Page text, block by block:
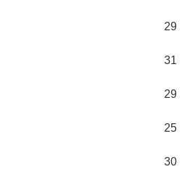
29
31
29
25
30